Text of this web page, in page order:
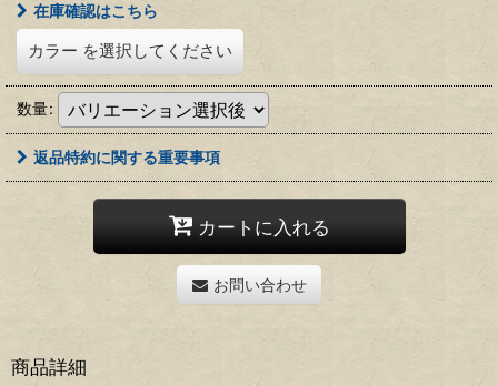
在庫確認はこちら
カラー を選択してください
数量:
返品特約に関する重要事項
カートに入れる
お問い合わせ
商品詳細